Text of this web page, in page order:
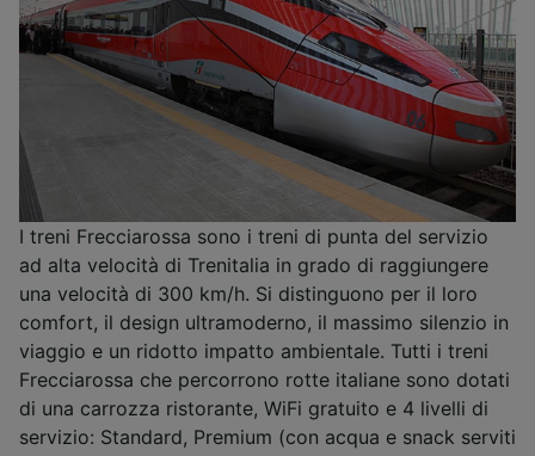
I treni Frecciarossa sono i treni di punta del servizio
ad alta velocità di Trenitalia in grado di raggiungere
una velocità di 300 km/h. Si distinguono per il loro
comfort, il design ultramoderno, il massimo silenzio in
viaggio e un ridotto impatto ambientale. Tutti i treni
Frecciarossa che percorrono rotte italiane sono dotati
di una carrozza ristorante, WiFi gratuito e 4 livelli di
servizio: Standard, Premium (con acqua e snack serviti